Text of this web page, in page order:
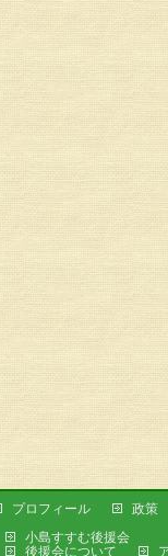
プロフィール 政策
小島すすむ後援会
後援会について